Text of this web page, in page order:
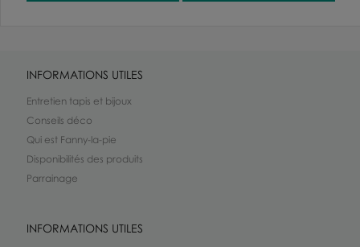
INFORMATIONS UTILES
Entretien tapis et bijoux
Conseils déco
Qui est Fanny-la-pie
Disponibilités des produits
Parrainage
INFORMATIONS UTILES